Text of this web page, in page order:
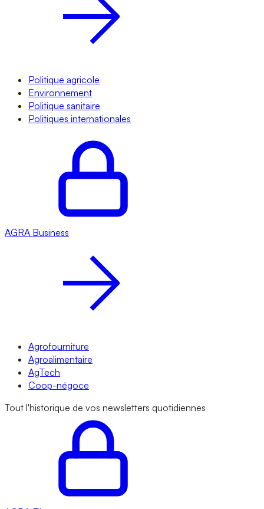
Politique agricole
Environnement
Politique sanitaire
Politiques internationales
AGRA Business
Agrofourniture
Agroalimentaire
AgTech
Coop-négoce
Tout l'historique de vos newsletters quotidiennes